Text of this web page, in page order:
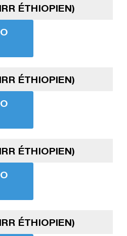
ÉTHIOPIEN)
ÉTHIOPIEN)
ÉTHIOPIEN)
ÉTHIOPIEN)